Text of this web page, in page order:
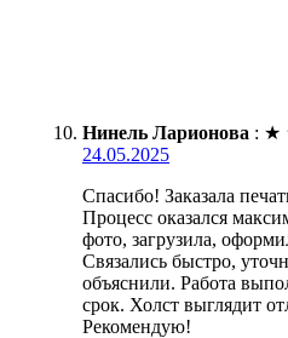
Нинель Ларионова : ★
24.05.2025
Спасибо! Заказала
Процесс оказался
фото, загрузила,
Связались быстро,
объяснили. Работа
срок. Холст выглядит
Рекомендую!